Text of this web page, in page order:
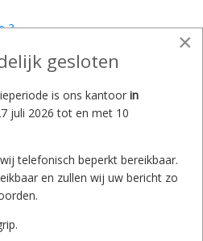
×
gesloten
is ons kantoor in
juli 2026 tot en met 10
telefonisch beperkt bereikbaar.
en zullen wij uw bericht zo